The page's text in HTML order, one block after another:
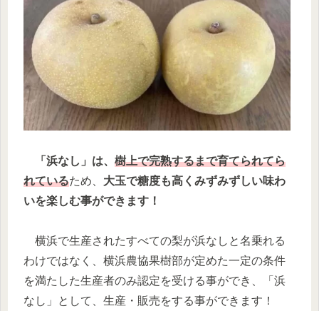
「浜なし」は、 樹上で完熟するまで育てられてら
れているため、 大玉で糖度も高くみずみずしい味わ
いを楽しむ事ができます！
横浜で生産されたすべての梨が浜なしと名乗れる
わけではなく、横浜農協果樹部が定めた一定の条件
を満たした生産者のみ認定を受ける事ができ、「浜
なし」として、生産・販売をする事ができます！